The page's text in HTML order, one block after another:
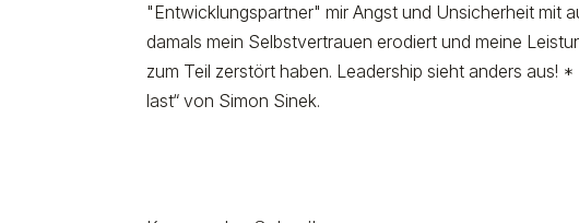
"Entwicklungspartner" mir Angst und Unsicherheit mit
damals mein Selbstvertrauen erodiert und meine
zum Teil zerstört haben. Leadership sieht anders aus!
last“ von Simon Sinek.